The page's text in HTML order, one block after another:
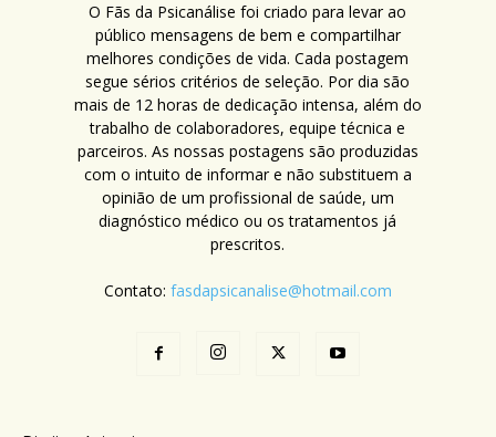
O Fãs da Psicanálise foi criado para levar ao
público mensagens de bem e compartilhar
melhores condições de vida. Cada postagem
segue sérios critérios de seleção. Por dia são
mais de 12 horas de dedicação intensa, além do
trabalho de colaboradores, equipe técnica e
parceiros. As nossas postagens são produzidas
com o intuito de informar e não substituem a
opinião de um profissional de saúde, um
diagnóstico médico ou os tratamentos já
prescritos.
Contato: fasdapsicanalise@hotmail.com